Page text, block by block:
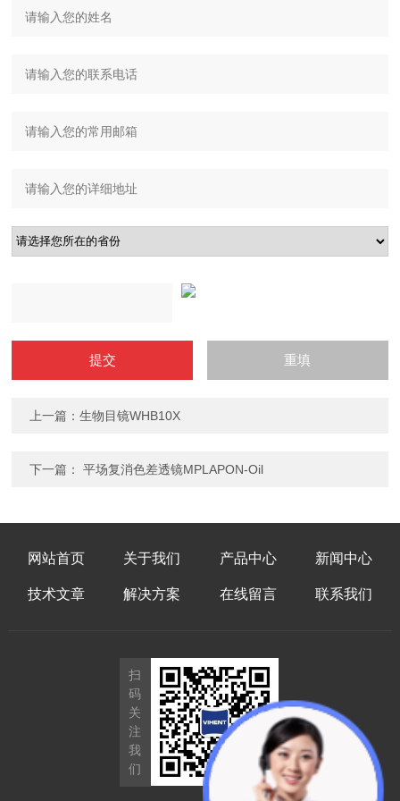
上一篇：生物目镜WHB10X
下一篇：平场复消色差透镜MPLAPON-Oil
网站首页 关于我们 产品中心 新闻中心
技术文章 解决方案 在线留言 联系我们
扫
码
关
注
我
们